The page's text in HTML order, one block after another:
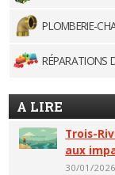
PLOMBERIE-
RÉPARATIONS
A LIRE
Trois-
aux
30/01/2026